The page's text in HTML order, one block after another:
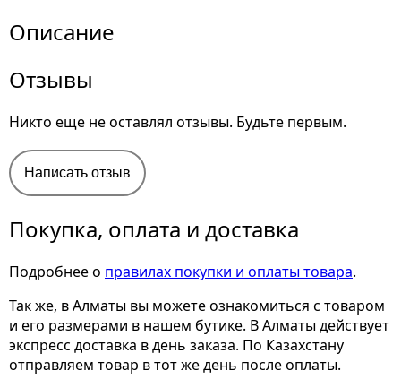
Описание
Отзывы
Никто еще не оставлял отзывы. Будьте первым.
Написать отзыв
Покупка, оплата и доставка
Подробнее о правилах покупки и оплаты товара.
Так же, в Алматы вы можете ознакомиться с товаром
и его размерами в нашем бутике. В Алматы действует
экспресс доставка в день заказа. По Казахстану
отправляем товар в тот же день после оплаты.